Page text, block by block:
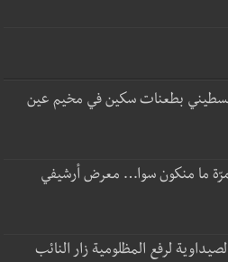
بطعنات سكين في مخيم عين
مرّة ما منكون سوا… معرض أرشيفي
لرفع المظلومية زار النائب